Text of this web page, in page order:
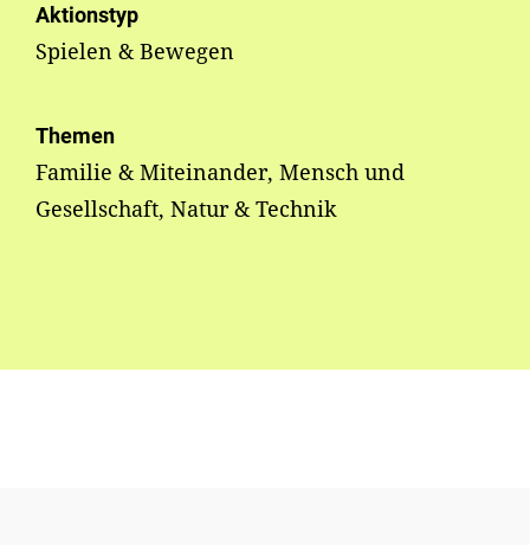
Aktionstyp
Spielen & Bewegen
Themen
Familie & Miteinander, Mensch und
Gesellschaft, Natur & Technik